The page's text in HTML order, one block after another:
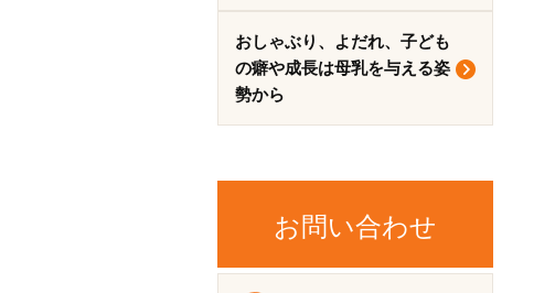
おしゃぶり、よだれ、子ども
の癖や成長は母乳を与える姿
勢から
お問い合わせ